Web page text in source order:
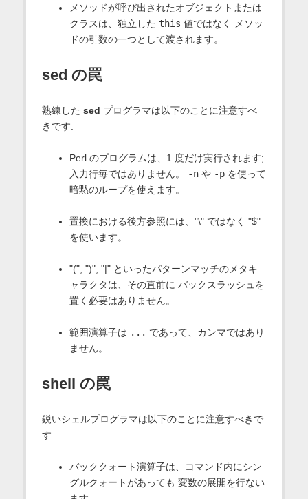
メソッドが呼び出されたオブジェクトまたは
クラスは、独立した this 値ではなく メソッ
ドの引数の一つとして渡されます。
sed の罠
熟練した sed プログラマは以下のことに注意すべ
きです:
Perl のプログラムは、1 度だけ実行されます;
入力行毎ではありません。
-nや -pを使って
暗黙のループを使えます。
置換における後方参照には、"\" ではなく "$"
を使います。
"(", ")", "|" といったパターンマッチのメタキ
ャラクタは、その直前に バックスラッシュを
置く必要はありません。
範囲演算子は ... であって、カンマではあり
ません。
shell の罠
鋭いシェルプログラマは以下のことに注意すべきで
す:
バッククォート演算子は、コマンド内にシン
グルクォートがあっても 変数の展開を行ない